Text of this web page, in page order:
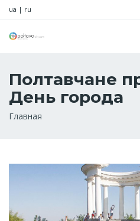
ua | ru
Полтавчане
День города
Строка
Главная